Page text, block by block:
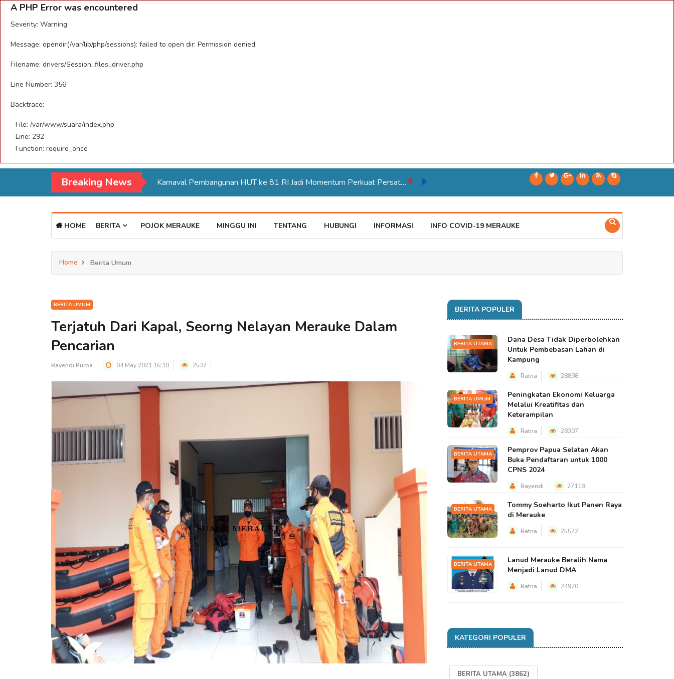
A PHP Error was encountered
Severity: Warning
Message: opendir(/var/lib/php/sessions): failed to open dir: Permission denied
Filename: drivers/Session_files_driver.php
Line Number: 356
Backtrace:
File: /var/www/suara/index.php
Line: 292
Function: require_once
Breaking News Karnaval Pembangunan HUT ke 81 RI Jadi Momentum Perkuat Persatuan di Merauke
HOME BERITA POJOK MERAUKE MINGGU INI TENTANG HUBUNGI INFORMASI INFO COVID-19 MERAUKE
Home Berita Umum
BERITA UMUM
Terjatuh Dari Kapal, Seorng Nelayan Merauke Dalam
Pencarian
Rayendi Purba 04 May 2021 16:10 2537
BERITA POPULER
BERITA UTAMA
Dana Desa Tidak Diperbolehkan
Untuk Pembebasan Lahan di
Kampung
Ratna 28898
BERITA UMUM
Peningkatan Ekonomi Keluarga
Melalui Kreatifitas dan
Keterampilan
Ratna 28307
BERITA UTAMA
Pemprov Papua Selatan Akan
Buka Pendaftaran untuk 1000
CPNS 2024
Rayendi 27118
BERITA UTAMA
Tommy Soeharto Ikut Panen Raya
di Merauke
Ratna 25572
BERITA UTAMA
Lanud Merauke Beralih Nama
Menjadi Lanud DMA
Ratna 24970
KATEGORI POPULER
BERITA UTAMA (3862)